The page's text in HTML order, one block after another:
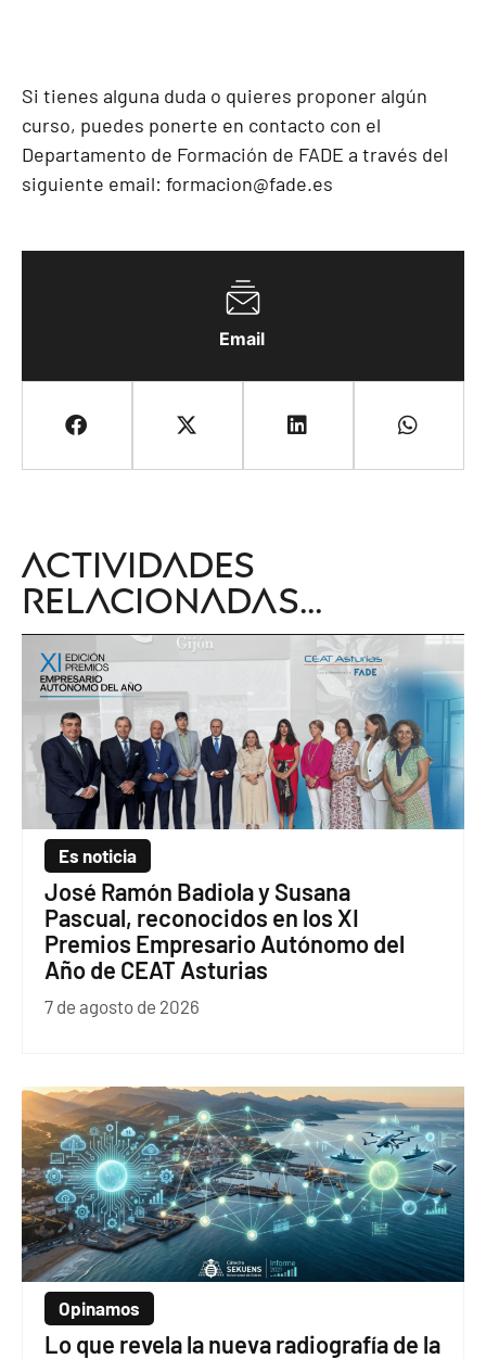
Email
Si tienes alguna duda o quieres proponer algún
curso, puedes ponerte en contacto con el
Departamento de Formación de FADE a través del
siguiente email: formacion@fade.es
Actividades
relacionadas...
Es noticia
José Ramón Badiola y Susana
Pascual, reconocidos en los XI
Premios Empresario Autónomo del
Año de CEAT Asturias
7 de agosto de 2026
Opinamos
Lo que revela la nueva radiografía de la